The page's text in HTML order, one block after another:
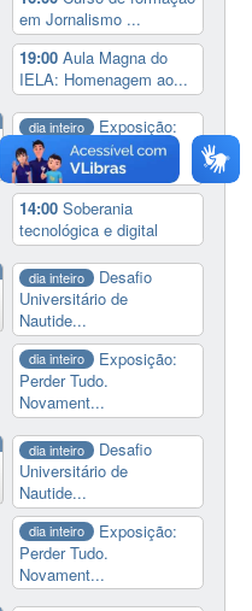
em Jornalismo ...
19:00Aula Magna do
IELA: Homenagem ao...
dia inteiro
Exposição:
Perder Tudo.
Novament...
14:00Soberania
tecnológica e digital
dia inteiro
Desafio
Universitário de
Nautide...
dia inteiro
Exposição:
Perder Tudo.
Novament...
dia inteiro
Desafio
Universitário de
Nautide...
dia inteiro
Exposição:
Perder Tudo.
Novament...